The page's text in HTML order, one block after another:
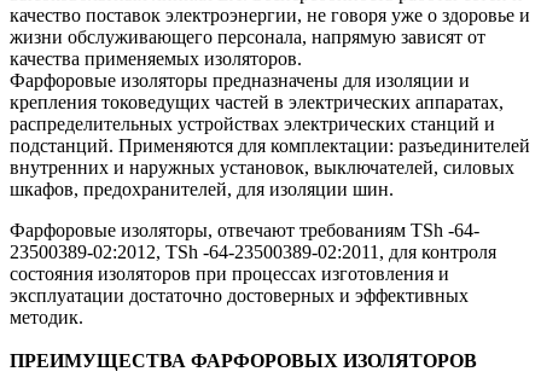
качество поставок электроэнергии, не говоря уже о здоровье и
жизни обслуживающего персонала, напрямую зависят от
качества применяемых изоляторов.
Фарфоровые изоляторы предназначены для изоляции и
крепления токоведущих частей в электрических аппаратах,
распределительных устройствах электрических станций и
подстанций. Применяются для комплектации: разъединителей
внутренних и наружных установок, выключателей, силовых
шкафов, предохранителей, для изоляции шин.
Фарфоровые изоляторы, отвечают требованиям TSh -64-
23500389-02:2012, TSh -64-23500389-02:2011, для контроля
состояния изоляторов при процессах изготовления и
эксплуатации достаточно достоверных и эффективных
методик.
ПРЕИМУЩЕСТВА ФАРФОРОВЫХ ИЗОЛЯТОРОВ